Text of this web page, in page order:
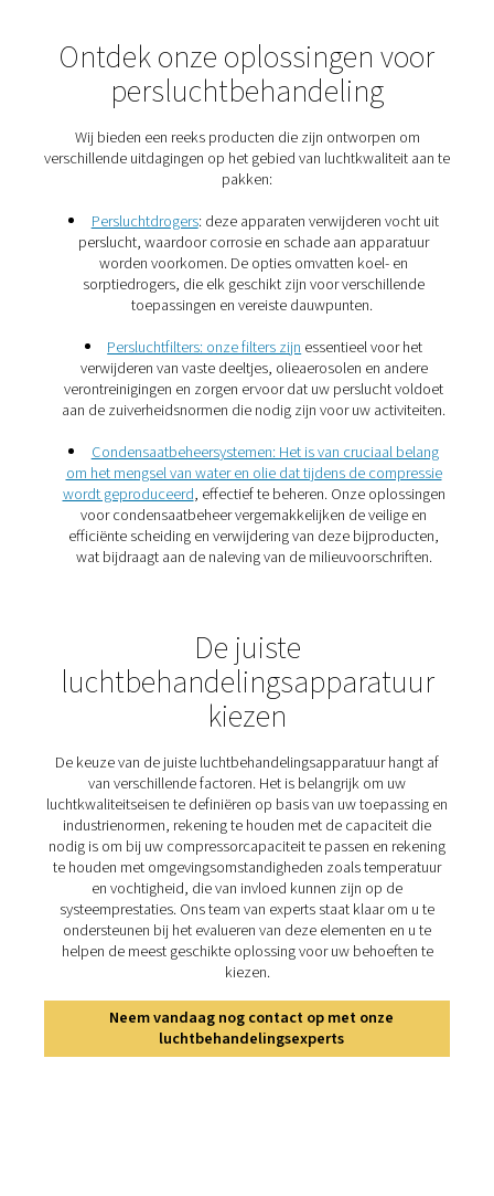
Waarom is
belangrijk?
1. Langere levensduur van de apparatuur
Schone, droge lucht vermindert de slijtage van
gereedschappen en machines en verlengt hun
2. Verbeterde productkwaliteit
Verontreinigingsvrije lucht garandeert dat
aan strenge kwaliteitsnormen voldoen, met name in
als de voedselverwerking en farmaceutica. ​
3. Efficiënte werking
Een goede luchtbehandeling minimaliseert de
veroorzaakt door storingen in de apparatuur en
onderhoudsproblemen in verband met verontreiniging. ​
4. Naleving van de regels
Veel industrieën hebben specifieke